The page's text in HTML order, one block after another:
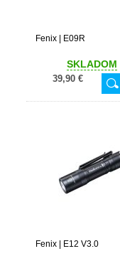
Fenix | E09R
SKLADOM
39,90 €
Fenix | E12 V3.0